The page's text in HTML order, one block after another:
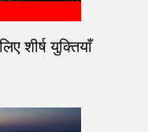
शीर्ष युक्तियाँ